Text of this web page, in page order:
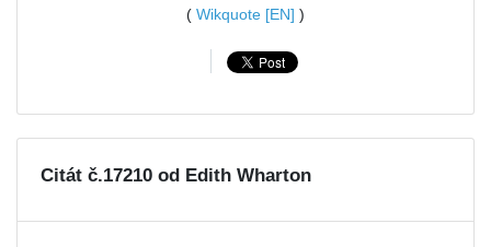
( Wikquote [EN] )
Citát č.17210 od Edith Wharton